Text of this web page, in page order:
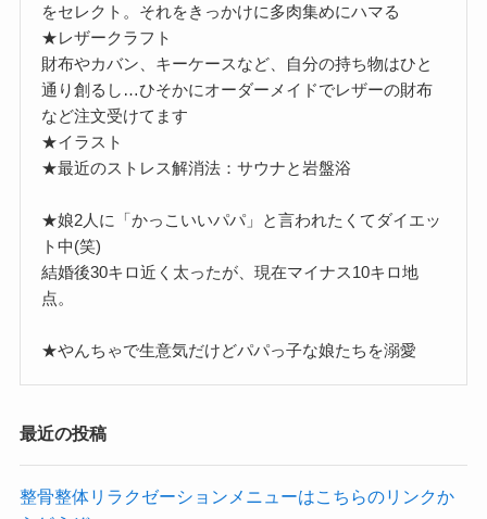
をセレクト。それをきっかけに多肉集めにハマる
★レザークラフト
財布やカバン、キーケースなど、自分の持ち物はひと
通り創るし…ひそかにオーダーメイドでレザーの財布
など注文受けてます
★イラスト
★最近のストレス解消法：サウナと岩盤浴
★娘2人に「かっこいいパパ」と言われたくてダイエッ
ト中(笑)
結婚後30キロ近く太ったが、現在マイナス10キロ地
点。
★やんちゃで生意気だけどパパっ子な娘たちを溺愛
最近の投稿
整骨整体リラクゼーションメニューはこちらのリンクか